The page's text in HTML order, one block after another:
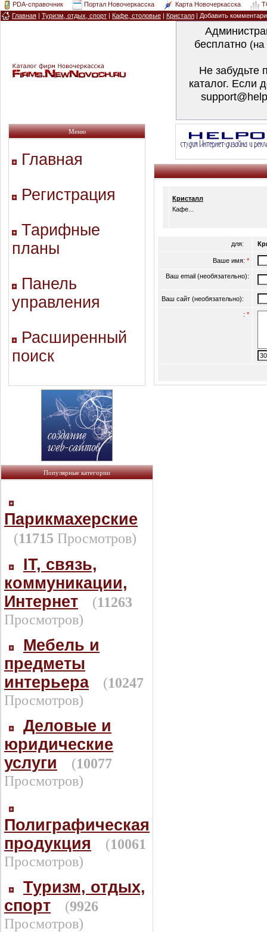
PDA-справочник Портал Новочеркасска Карта Новочеркасска
Главная | Туризм, отдых, спорт | Кафе, столовые | Кристалл | Добавить
бесплатно
Не забудьте
каталог. Если
Меню
Главная
Регистрация
Тарифные
планы
Панель
управления
Расширенный
поиск
Популярные категории
Парикмахерские
(11715 Просмотров)
IT, связь,
коммуникации,
Интернет
(11263
Просмотров)
Мебель и
предметы
интерьера
(10247
Просмотров)
Деловые и
юридические
услуги
(10077
Просмотров)
Полиграфическая
продукция
(10061
Просмотров)
Туризм, отдых,
спорт
(9926
Просмотров)
Кристалл
Кафе...
для:
Ваше имя: *
Ваш email (необязательно):
Ваш сайт (необязательно):
: *